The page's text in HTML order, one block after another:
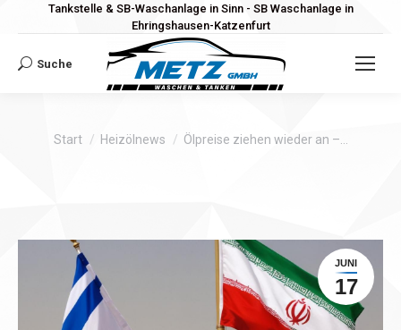
Tankstelle & SB-Waschanlage in Sinn - SB Waschanlage in
Ehringshausen-Katzenfurt
Search:
Suche
Sie befinden sich hier:
Start Heizölnews Ölpreise ziehen wieder an –…
JUNI
17